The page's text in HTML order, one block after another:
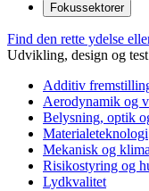
Fokussektorer
Find den rette ydelse
Udvikling, design og test
Additiv
Aerodynamik og
Belysning, optik
Materialeteknologi
Mekanisk og
Risikostyring og
Lydkvalitet